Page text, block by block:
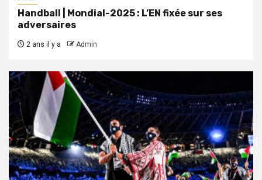
Handball | Mondial-2025 : L’EN fixée sur ses
adversaires
2 ans il y a Admin